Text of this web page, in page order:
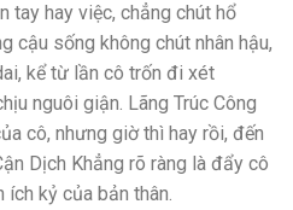
tay hay việc, chẳng chút hổ
cậu sống không chút nhân hậu,
kể từ lần cô trốn đi xét
nguôi giận. Lãng Trúc Công
cô, nhưng giờ thì hay rồi, đến
Dịch Khẳng rõ ràng là đẩy cô
ích kỷ của bản thân.